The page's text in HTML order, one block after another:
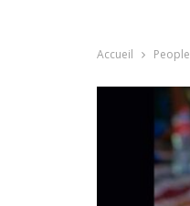
Accueil People